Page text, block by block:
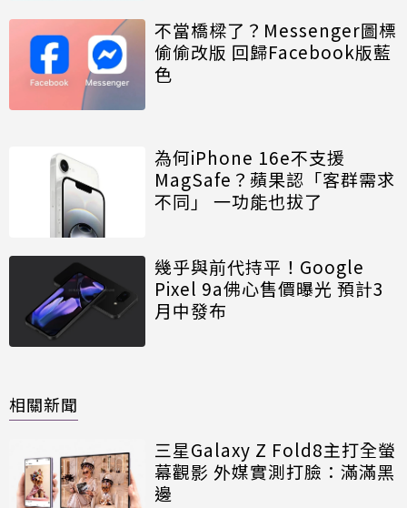
不當橋樑了？Messenger圖標
偷偷改版 回歸Facebook版藍
色
為何iPhone 16e不支援
MagSafe？蘋果認「客群需求
不同」 一功能也拔了
幾乎與前代持平！Google
Pixel 9a佛心售價曝光 預計3
月中發布
相關新聞
三星Galaxy Z Fold8主打全螢
幕觀影 外媒實測打臉：滿滿黑
邊